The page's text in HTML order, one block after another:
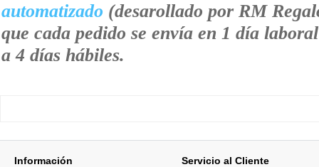
automatizado (desarollado por RM
que cada pedido se envía en 1 día
a 4 días hábiles.
Información Servicio al Cliente